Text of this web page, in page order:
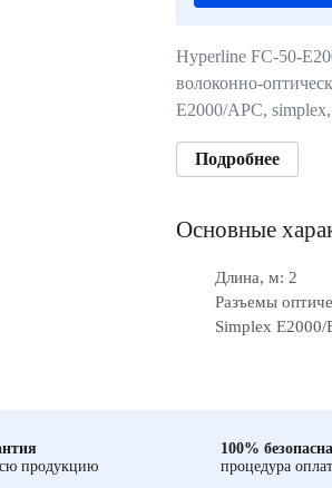
Hyperline FC-50-
волоконно-
E2000/APC,
Подробнее
Основные
Длина, м: 2
Разъемы
Simplex E2000/
продукцию
100%
процедура